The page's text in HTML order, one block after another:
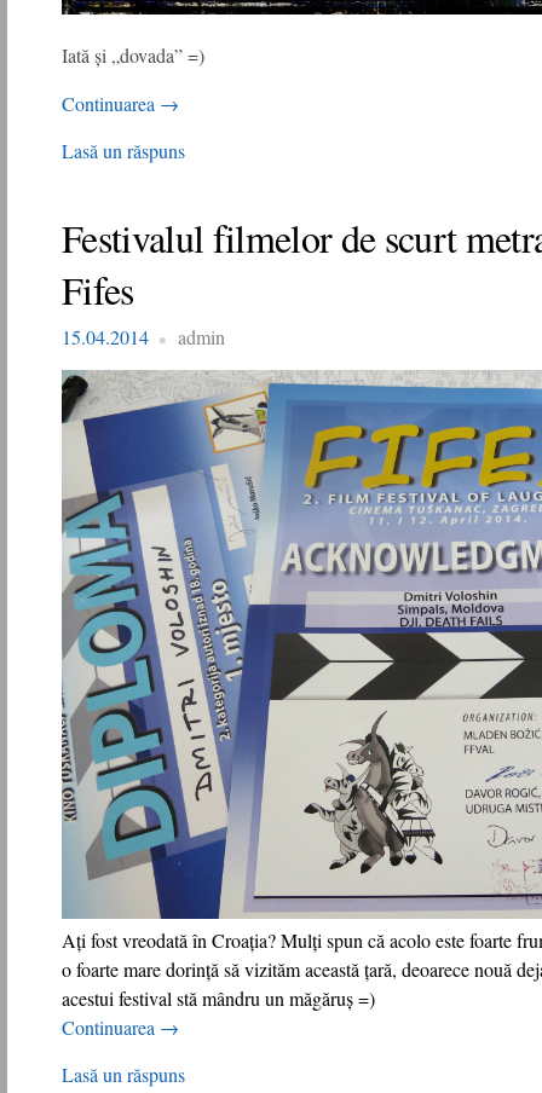
Iată și „dovada” =)
Continuarea →
Lasă un răspuns
Festivalul filmelor de scurt
Fifes
15.04.2014 admin
Ați fost vreodată în Croația? Mulți spun că acolo este foarte
o foarte mare dorință să vizităm această țară, deoarece nouă
acestui festival stă mândru un măgăruș =)
Continuarea →
Lasă un răspuns